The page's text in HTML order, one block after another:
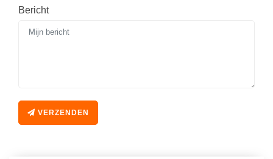
Bericht
VERZENDEN